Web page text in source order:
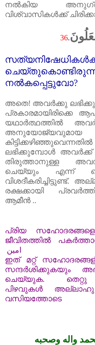
നൽകിയ
വിശ്വാസികൾക്ക്‌
36.
നൽകപ്പെട്ടുവോ?
അതെ! അവർക്കു
പ്രകാരമായിരിക്കെ
യഥാർത്ഥത്തിൽ
ലഭിക്കുമ്പോൾ
തിരുത്താനുള്ള
ചെയ്യും എന്ന്
രക്ഷക്കായി
ആമീൻ ..
പ്രിയ സഹോദരങ്ങളെ
ജീവിതത്തിൽ
امين
ഇത്
മറ്റ്
സന്ദർശിക്കുകയും
ചെയ്യുക. തെറ്റു
പിഴവുകൾ
അല്ലാഹു
വസിയത്തോടെ
واله وصحبه